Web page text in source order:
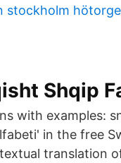
stockholm
Shqip
with examples:
in the free
translation